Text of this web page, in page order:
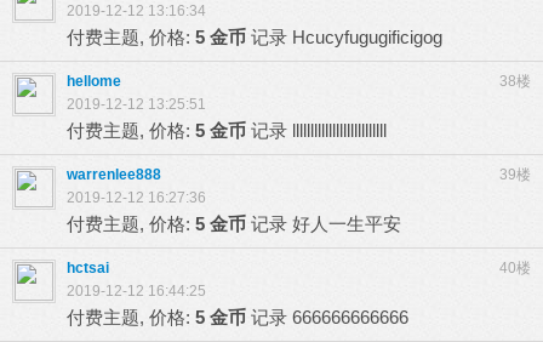
2019-12-12 13:16:34
付费主题, 价格: 5 金币 记录 Hcucyfugugificigog
38楼
hellome
2019-12-12 13:25:51
付费主题, 价格: 5 金币 记录 llllllllllllllllllllllllll
39楼
warrenlee888
2019-12-12 16:27:36
付费主题, 价格: 5 金币 记录 好人一生平安
40楼
hctsai
2019-12-12 16:44:25
付费主题, 价格: 5 金币 记录 666666666666